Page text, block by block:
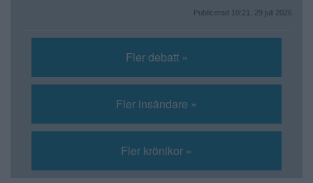
Publicerad 10:21, 29 juli 2026
Fler debatt »
Fler insändare »
Fler krönikor »